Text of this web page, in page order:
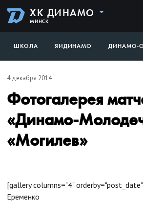
ХК ДИНАМО
МИНСК
ШКОЛА ЯИДИНАМО ДИНАМО-
4 декабря 2014
Фотогалерея
«Динамо-
«Могилев»
[gallery columns="4"
Еременко